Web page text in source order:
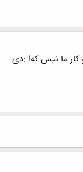
کار ما نیس که! :دی